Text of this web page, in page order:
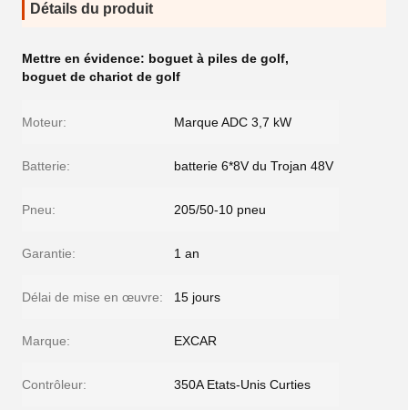
Détails du produit
Mettre en évidence: boguet à piles de golf,
boguet de chariot de golf
Moteur: Marque ADC 3,7 kW
Batterie: batterie 6*8V du Trojan 48V
Pneu: 205/50-10 pneu
Garantie: 1 an
Délai de mise en œuvre: 15 jours
Marque: EXCAR
Contrôleur: 350A Etats-Unis Curties